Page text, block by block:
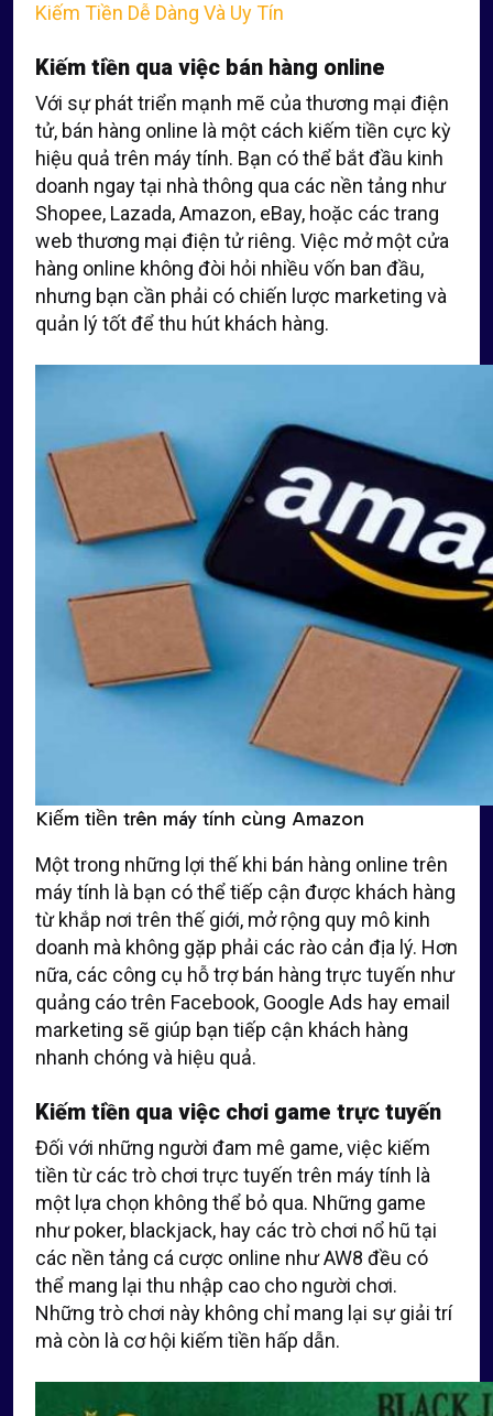
Kiếm Tiền Dễ Dàng Và Uy Tín
Kiếm tiền qua việc bán hàng online
Với sự phát triển mạnh mẽ của thương mại điện
tử, bán hàng online là một cách kiếm tiền cực kỳ
hiệu quả trên máy tính. Bạn có thể bắt đầu kinh
doanh ngay tại nhà thông qua các nền tảng như
Shopee, Lazada, Amazon, eBay, hoặc các trang
web thương mại điện tử riêng. Việc mở một cửa
hàng online không đòi hỏi nhiều vốn ban đầu,
nhưng bạn cần phải có chiến lược marketing và
quản lý tốt để thu hút khách hàng.
Kiếm tiền trên máy tính cùng Amazon
Một trong những lợi thế khi bán hàng online trên
máy tính là bạn có thể tiếp cận được khách hàng
từ khắp nơi trên thế giới, mở rộng quy mô kinh
doanh mà không gặp phải các rào cản địa lý. Hơn
nữa, các công cụ hỗ trợ bán hàng trực tuyến như
quảng cáo trên Facebook, Google Ads hay email
marketing sẽ giúp bạn tiếp cận khách hàng
nhanh chóng và hiệu quả.
Kiếm tiền qua việc chơi game trực tuyến
Đối với những người đam mê game, việc kiếm
tiền từ các trò chơi trực tuyến trên máy tính là
một lựa chọn không thể bỏ qua. Những game
như poker, blackjack, hay các trò chơi nổ hũ tại
các nền tảng cá cược online như AW8 đều có
thể mang lại thu nhập cao cho người chơi.
Những trò chơi này không chỉ mang lại sự giải trí
mà còn là cơ hội kiếm tiền hấp dẫn.